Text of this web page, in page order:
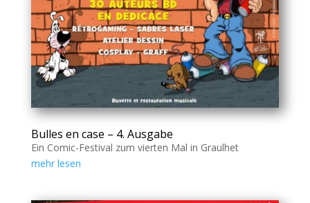
Bulles en case – 4. Ausgabe
Ein Comic-Festival zum vierten Mal in Graulhet
mehr lesen